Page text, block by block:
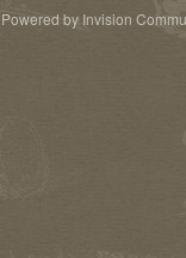
Powered by Invision